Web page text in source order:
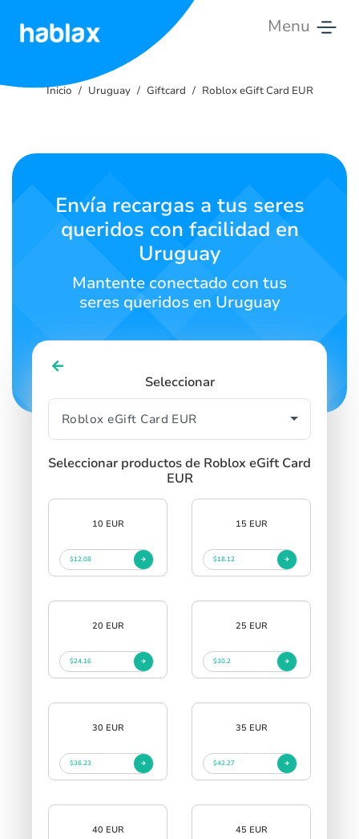
Menu
Tarifas
Contáctanos
Español
SIGN UP
Inicio Uruguay Giftcard Roblox eGift Card EUR
Envía recargas a tus seres
queridos con facilidad en
Uruguay
Mantente conectado con tus
seres queridos en Uruguay
Seleccionar
Seleccionar productos de Roblox eGift Card
EUR
10 EUR
$12.08
15 EUR
$18.12
20 EUR
$24.16
25 EUR
$30.2
30 EUR
$36.23
35 EUR
$42.27
40 EUR 45 EUR